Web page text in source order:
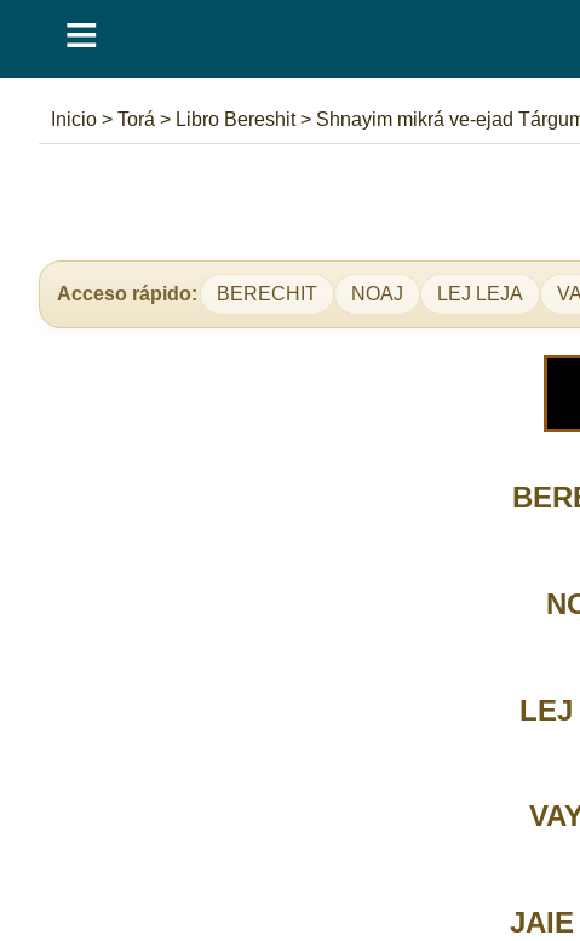
≡
Inicio > Torá > Libro Bereshit> Shnayim mikrá ve-ejad
Acceso rápido: BERECHIT NOAJ LEJ LEJA